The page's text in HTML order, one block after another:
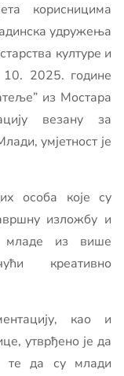
корисницима
удружења
културе и
2025. године
из Мостара
везану за
умјетност је
особа које су
изложбу и
младе из више
креативно
као и
утврђено је да
те да су млади